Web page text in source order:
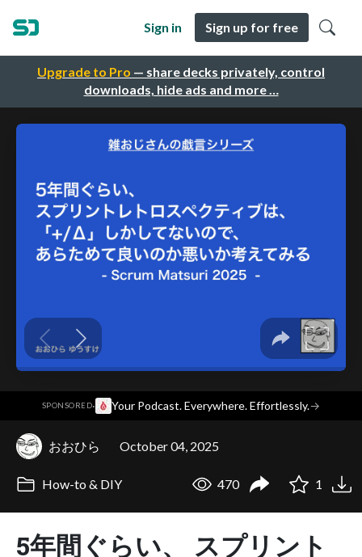
Upgrade to Pro — share decks privately, control
downloads, hide ads and more …
Sign in Sign up for free
SPONSORED· Your Podcast. Everywhere. Effortlessly.→
おおひら October 04, 2025
How-to & DIY 470 1
5年間ぐらい、 スプリント